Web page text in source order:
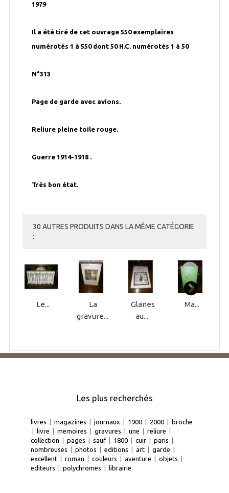
1979
Il a été tiré de cet ouvrage 550 exemplaires
numérotés 1 à 550 dont 50 H.C. numérotés 1 à 50
N°313
Page de garde avec avions.
Reliure pleine toile rouge.
Guerre 1914-1918 .
Très bon état.
30 AUTRES PRODUITS DANS LA MÊME CATÉGORIE
:
Le...
La
gravure...
Glanes
au...
Ma...
Les plus recherchés
livres magazines journaux 1900 2000
broche
livre memoires gravures une reliure
collection
pages sauf 1800 cuir paris
nombreuses
photos editions art garde
excellent
roman couleurs aventure objets
editeurs
polychromes librairie